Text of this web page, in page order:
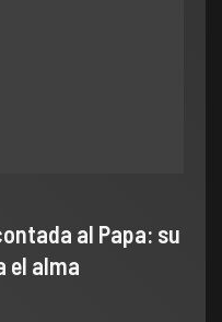
al Papa: su
el alma